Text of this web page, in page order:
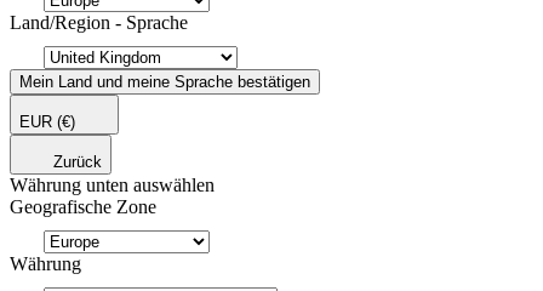
Land/Region - Sprache
Mein Land und meine Sprache bestätigen
EUR (€)
Zurück
Währung unten auswählen
Geografische Zone
Währung